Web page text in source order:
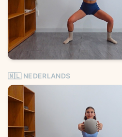
🇳🇱 NEDERLANDS